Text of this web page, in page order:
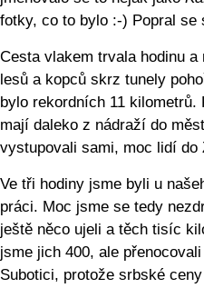
fotky, co to bylo :-) Popral
Cesta vlakem trvala hodinu
lesů a kopců skrz tunely
bylo rekordních 11
mají daleko z nádraží do
vystupovali sami, moc lidí do
Ve tři hodiny jsme byli u
práci. Moc jsme se tedy
ještě něco ujeli a těch tisíc
jsme jich 400, ale
Subotici, protože srbské